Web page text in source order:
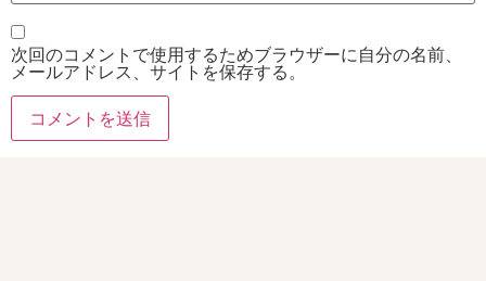
次回のコメントで使用するためブラウザーに自分の名前、
メールアドレス、サイトを保存する。